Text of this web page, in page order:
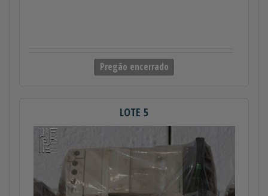
Pregão encerrado
LOTE 5